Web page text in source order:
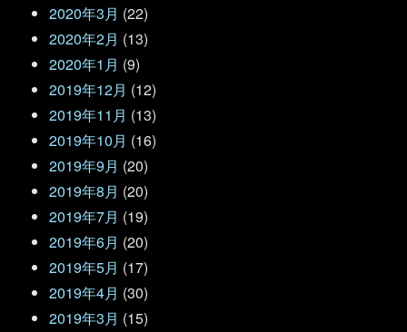
2020年3月 (22)
2020年2月 (13)
2020年1月 (9)
2019年12月 (12)
2019年11月 (13)
2019年10月 (16)
2019年9月 (20)
2019年8月 (20)
2019年7月 (19)
2019年6月 (20)
2019年5月 (17)
2019年4月 (30)
2019年3月 (15)